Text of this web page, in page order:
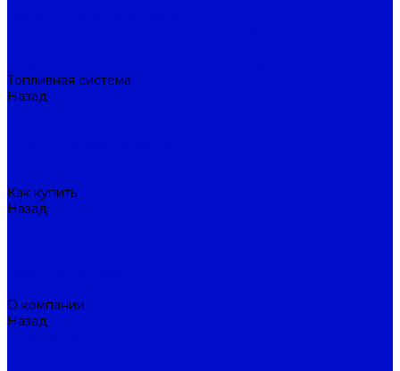
Топливная система
Назад
Как купить
Назад
О компании
Назад